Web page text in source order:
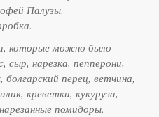
Палузы,
которые можно было
сыр, нарезка, пепперони,
болгарский перец, ветчина,
креветки, кукуруза,
помидоры.